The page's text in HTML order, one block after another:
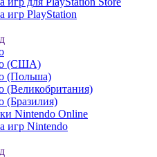
игр PlayStation
(США)
(Польша)
(Великобритания)
(Бразилия)
Nintendo Online
игр Nintendo